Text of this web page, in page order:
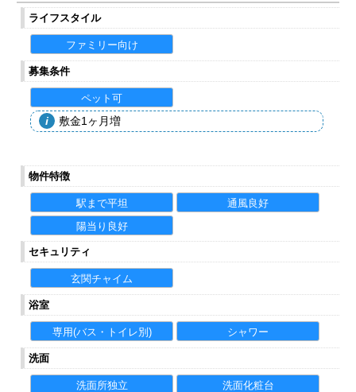
ライフスタイル
ファミリー向け
募集条件
ペット可
敷金1ヶ月増
物件特徴
駅まで平坦
通風良好
陽当り良好
セキュリティ
玄関チャイム
浴室
専用(バス・トイレ別) シャワー
洗面
洗面所独立 洗面化粧台